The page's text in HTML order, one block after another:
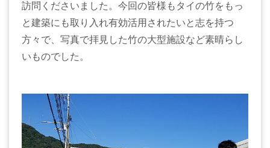
訪問くださいました。今回の皆様もタイの竹をもっ
と建築にも取り入れ有効活用されたいと志を持つ
方々で、写真で拝見した竹の大型施設など素晴らし
いものでした。